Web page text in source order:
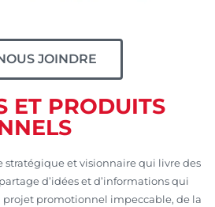
JOINDRE
ET PRODUITS
stratégique et visionnaire qui livre des
d’idées et d’informations qui
projet promotionnel impeccable, de la